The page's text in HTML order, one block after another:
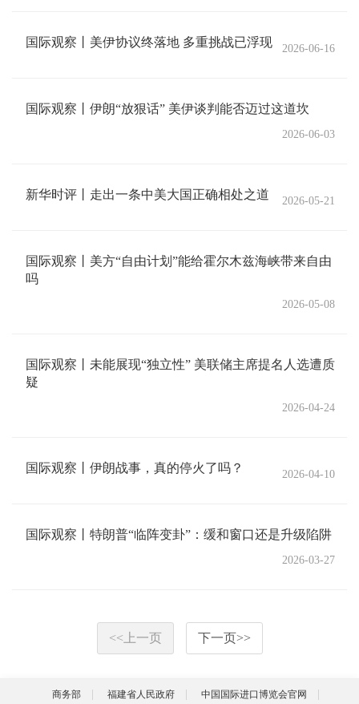
国际观察丨美伊协议终落地 多重挑战已浮现 2026-06-16
国际观察丨伊朗“放狠话” 美伊谈判能否迈过这道坎
2026-06-03
新华时评丨走出一条中美大国正确相处之道 2026-05-21
国际观察丨美方“自由计划”能给霍尔木兹海峡带来自由
吗
2026-05-08
国际观察丨未能展现“独立性” 美联储主席提名人选遭质
疑
2026-04-24
国际观察丨伊朗战事，真的停火了吗？ 2026-04-10
国际观察丨特朗普“临阵变卦”：缓和窗口还是升级陷阱
2026-03-27
<< 上一页 下一页>>
商务部 福建省人民政府 中国国际进口博览会官网